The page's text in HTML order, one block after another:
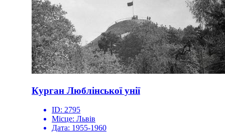
Курган Люблінської унії
ID: 2795
Місце: Львів
Дата: 1955-1960